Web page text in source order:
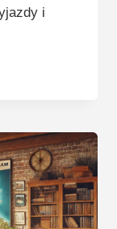
i